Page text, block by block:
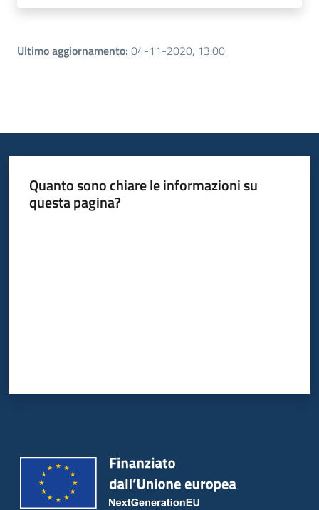
Ultimo aggiornamento: 04-11-2020, 13:00
Quanto sono chiare le informazioni su
questa pagina?